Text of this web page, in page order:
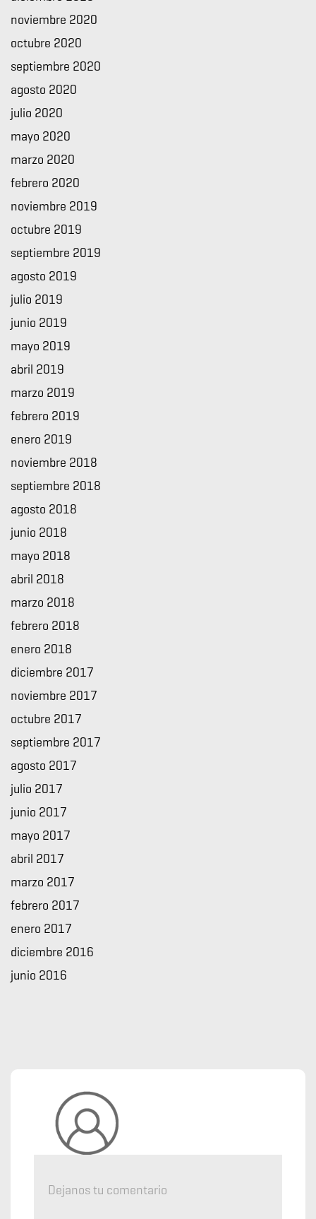
noviembre 2020
octubre 2020
septiembre 2020
agosto 2020
julio 2020
mayo 2020
marzo 2020
febrero 2020
noviembre 2019
octubre 2019
septiembre 2019
agosto 2019
julio 2019
junio 2019
mayo 2019
abril 2019
marzo 2019
febrero 2019
enero 2019
noviembre 2018
septiembre 2018
agosto 2018
junio 2018
mayo 2018
abril 2018
marzo 2018
febrero 2018
enero 2018
diciembre 2017
noviembre 2017
octubre 2017
septiembre 2017
agosto 2017
julio 2017
junio 2017
mayo 2017
abril 2017
marzo 2017
febrero 2017
enero 2017
diciembre 2016
junio 2016